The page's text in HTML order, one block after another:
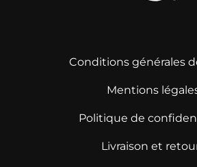
Conditions générales
Mentions
Politique de
Livraison et